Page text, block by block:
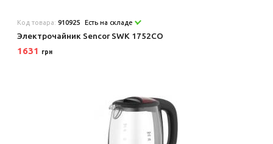
Код товара:910925 Есть на складе
Электрочайник Sencor SWK 1752CO
1631 грн